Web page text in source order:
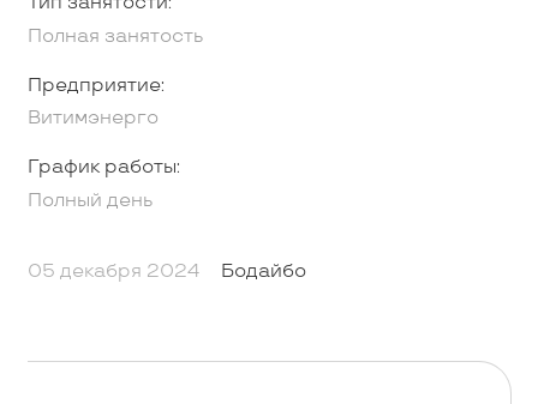
Полная занятость
Предприятие:
Витимэнерго
График работы:
Полный день
05 декабря 2024 Бодайбо